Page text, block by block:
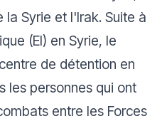
Syrie et l'Irak. Suite à
(EI) en Syrie, le
de détention en
les personnes qui ont
entre les Forces